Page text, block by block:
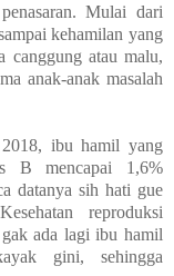
Mulai dari
kehamilan yang
canggung atau malu,
anak-anak masalah
ibu hamil yang
B mencapai 1,6%
datanya sih hati gue
reproduksi
ada lagi ibu hamil
gini, sehingga